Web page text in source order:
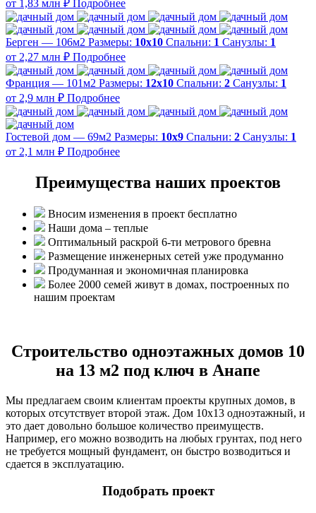
от 1,83 млн ₽ Подробнее
Берген — 106м2 Размеры: 10х10 Спальни: 1 Санузлы: 1
от 2,27 млн ₽ Подробнее
Франция — 101м2 Размеры: 12х10 Спальни: 2 Санузлы: 1
от 2,9 млн ₽ Подробнее
Гостевой дом — 69м2 Размеры: 10х9 Спальни: 2 Санузлы: 1
от 2,1 млн ₽ Подробнее
Преимущества наших проектов
Вносим изменения в проект бесплатно
Наши дома – теплые
Оптимальный раскрой 6-ти метрового бревна
Размещение инженерных сетей уже продуманно
Продуманная и экономичная планировка
Более 2000 семей живут в домах, построенных по
нашим проектам
Строительство одноэтажных домов 10
на 13 м2 под ключ в Анапе
Мы предлагаем своим клиентам проекты крупных домов, в
которых отсутствует второй этаж. Дом 10х13 одноэтажный, и
это дает довольно большое количество преимуществ.
Например, его можно возводить на любых грунтах, под него
не требуется мощный фундамент, он быстро возводиться и
сдается в эксплуатацию.
Подобрать проект